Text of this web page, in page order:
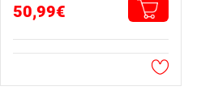
50,99€